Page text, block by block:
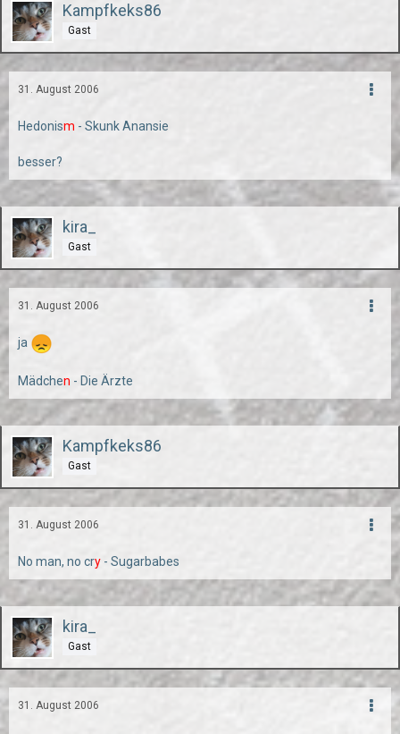
Kampfkeks86
Gast
31. August 2006
Hedonism - Skunk Anansie
besser?
kira_
Gast
31. August 2006
ja
Mädchen - Die Ärzte
Kampfkeks86
Gast
31. August 2006
No man, no cry - Sugarbabes
kira_
Gast
31. August 2006